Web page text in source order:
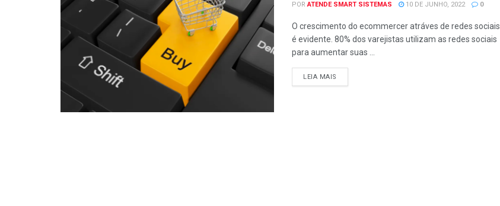
POR ATENDE SMART SISTEMAS 10 DE JUNHO, 2022 0
O crescimento do ecommercer atráves de redes sociais
é evidente. 80% dos varejistas utilizam as redes sociais
para aumentar suas ...
LEIA MAIS